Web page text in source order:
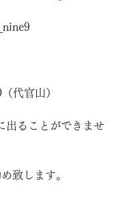
代官山）
出ることができませ
致します。